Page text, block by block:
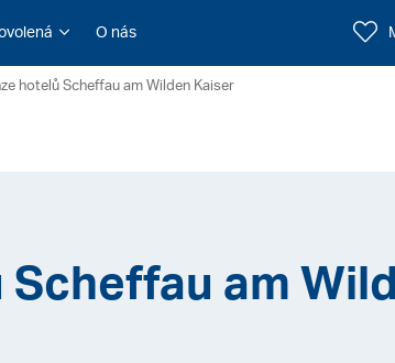
O nás
hotelů Scheffau am Wilden Kaiser
Scheffau am